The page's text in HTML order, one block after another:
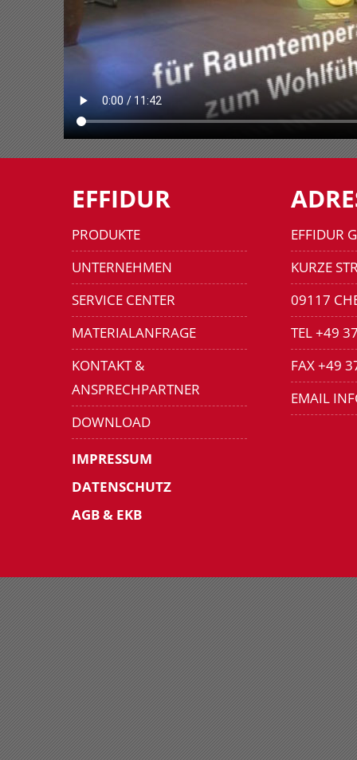
EFFIDUR
PRODUKTE
UNTERNEHMEN
SERVICE CENTER
MATERIALANFRAGE
KONTAKT &
ANSPRECHPARTNER
DOWNLOAD
IMPRESSUM
DATENSCHUTZ
AGB & EKB
EFFIDUR
KURZE
09117
TEL +49
FAX +49
EMAIL